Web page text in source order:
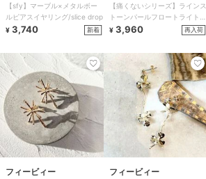
【sfy】マーブル×メタルボー
ルピアスイヤリング/slice drop
¥ 3,740 新着
【痛くないシリーズ】ラインス
トーンパールフロートライトフ
ィットイヤリング シルバー
¥ 3,960 再入荷
フィービィー フィービィー